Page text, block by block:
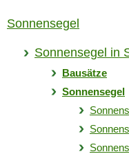
Sonnensegel
Sonnensegel in
Bausätze
Sonnensegel